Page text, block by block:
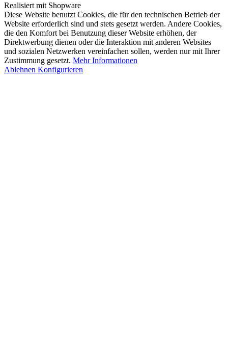
Realisiert mit Shopware
Diese Website benutzt Cookies, die für den technischen Betrieb der
Website erforderlich sind und stets gesetzt werden. Andere Cookies,
die den Komfort bei Benutzung dieser Website erhöhen, der
Direktwerbung dienen oder die Interaktion mit anderen Websites
und sozialen Netzwerken vereinfachen sollen, werden nur mit Ihrer
Zustimmung gesetzt. Mehr Informationen
Ablehnen Konfigurieren